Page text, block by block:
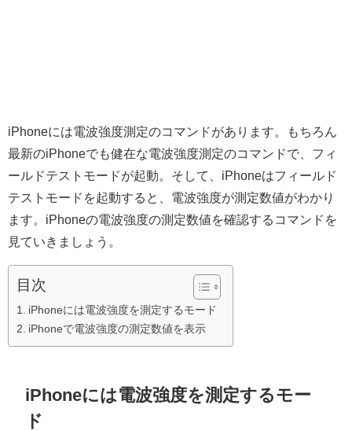
iPhoneには電波強度測定のコマンドがあります。もちろん
最新のiPhoneでも健在な電波強度測定のコマンドで、フィ
ールドテストモードが起動。そして、iPhoneはフィールド
テストモードを起動すると、電波強度が測定数値がわかり
ます。iPhoneの電波強度の測定数値を確認するコマンドを
見ていきましょう。
目次
iPhoneには電波強度を測定するモード
iPhoneで電波強度の測定数値を表示
iPhoneには電波強度を測定するモー
ド